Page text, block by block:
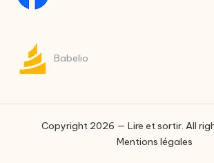
Babelio
Copyright 2026 — Lire et sortir. All
Mentions légales